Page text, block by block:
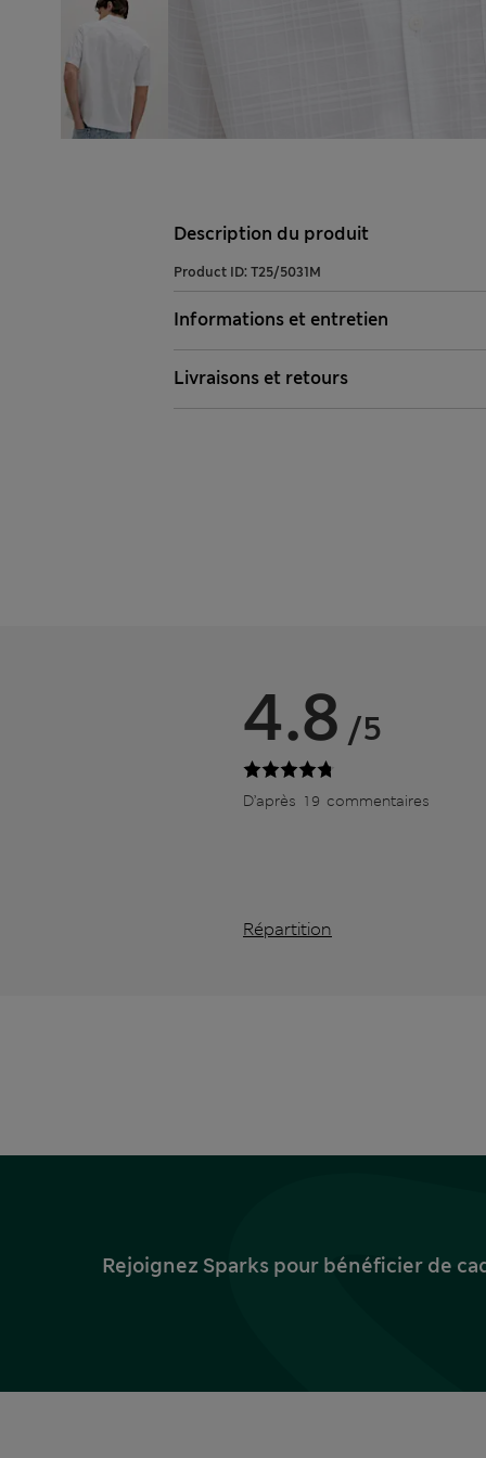
Description du produit
Product ID: T25/5031M
Informations et entretien
Livraisons et retours
4.8 /5
D’après 19 commentaires
Répartition
Rejoignez Sparks pour bénéficier de